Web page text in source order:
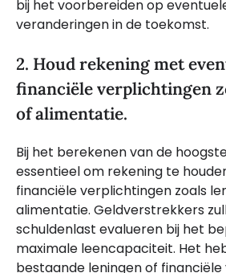
bij het voorbereiden op
veranderingen in de toekomst.
2. Houd rekening met
financiële verplichtingen
of alimentatie.
Bij het berekenen van de
essentieel om rekening te
financiële verplichtingen zoals
alimentatie. Geldverstrekkers
schuldenlast evalueren bij het
maximale leencapaciteit. Het
bestaande leningen of